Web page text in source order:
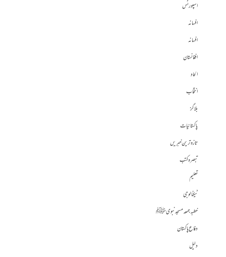
اسپورٹس
افسانہ
افسانہ
افغانستان
الحاد
انتخاب
بلاگز
پاکستانیات
تازہ ترین خبریں
تبصرہ کتب
تعلیم
ٹیکنالوجی
خطبہ جمعہ مسجد نبوی ﷺ
دفاع پاکستان
دلیل